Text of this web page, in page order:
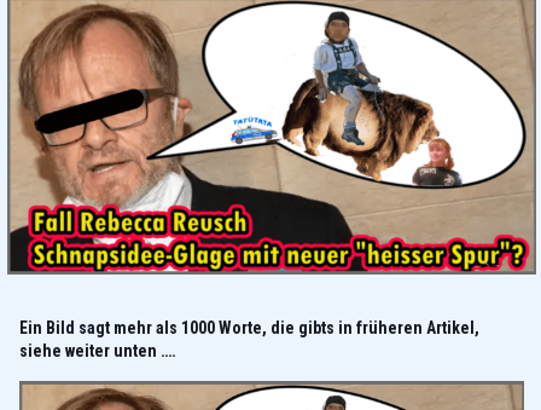
Ein Bild sagt mehr als 1000 Worte, die gibts in früheren Artikel,
siehe weiter unten ….